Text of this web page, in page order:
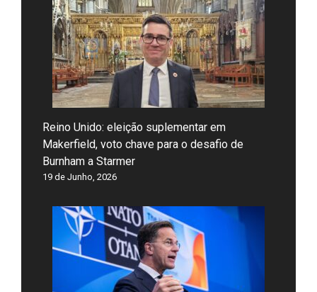
Reino Unido: eleição suplementar em
Makerfield, voto chave para o desafio de
Burnham a Starmer
19 de Junho, 2026